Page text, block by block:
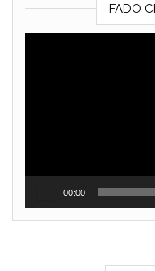
FADO
00:00